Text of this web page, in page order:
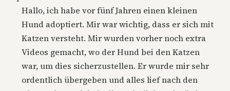
Hallo, ich habe vor fünf Jahren einen kleinen
Hund adoptiert. Mir war wichtig, dass er sich mit
Katzen versteht. Mir wurden vorher noch extra
Videos gemacht, wo der Hund bei den Katzen
war, um dies sicherzustellen. Er wurde mir sehr
ordentlich übergeben und alles lief nach den